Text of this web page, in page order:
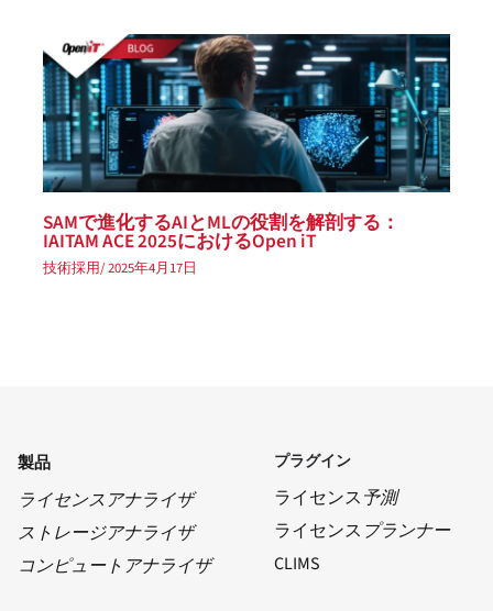
SAMで進化するAIとMLの役割を解剖する：
IAITAM ACE 2025におけるOpen iT
技術採用/2025年4月17日
製品
ライセンスアナライザ
ストレージアナライザ
コンピュートアナライザ
プラグイン
ライセンス予測
ライセンス プランナー
CLIMS